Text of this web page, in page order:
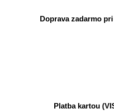
Doprava zadarmo
Platba kartou